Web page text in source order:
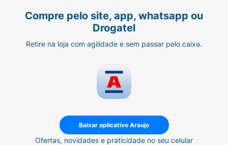
Compre pelo site, app, whatsapp ou
Drogatel
Retire na loja com agilidade e sem passar pelo caixa.
Baixar aplicativo Araujo
Ofertas, novidades e praticidade no seu celular